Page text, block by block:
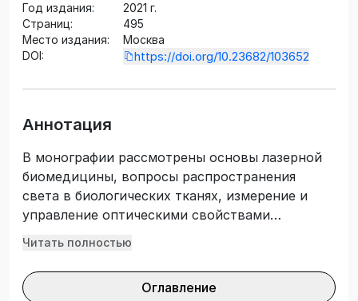
Год издания:
2021 г.
Страниц:
495
Место издания:
Москва
DOI:
https://doi.org/10.23682/103652
Аннотация
В монографии рассмотрены основы лазерной
биомедицины, вопросы распространения
света в биологических тканях, измерение и
управление оптическими свойствами
биотканей. Описаны лазеры и волоконные
лазерной спектрофотометрии и фурье-
спектроскопии, оптико-калориметрической
Читать полностью
Оглавление